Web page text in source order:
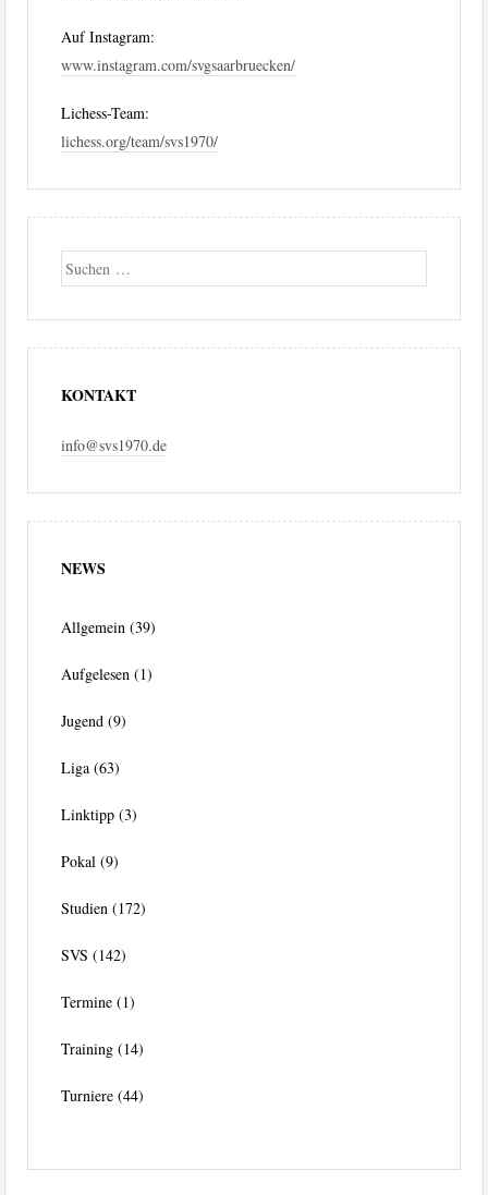
Auf Instagram:
www.instagram.com/svgsaarbruecken/
Lichess-Team:
lichess.org/team/svs1970/
Suche
KONTAKT
info@svs1970.de
NEWS
Allgemein (39)
Aufgelesen (1)
Jugend (9)
Liga (63)
Linktipp (3)
Pokal (9)
Studien (172)
SVS (142)
Termine (1)
Training (14)
Turniere (44)